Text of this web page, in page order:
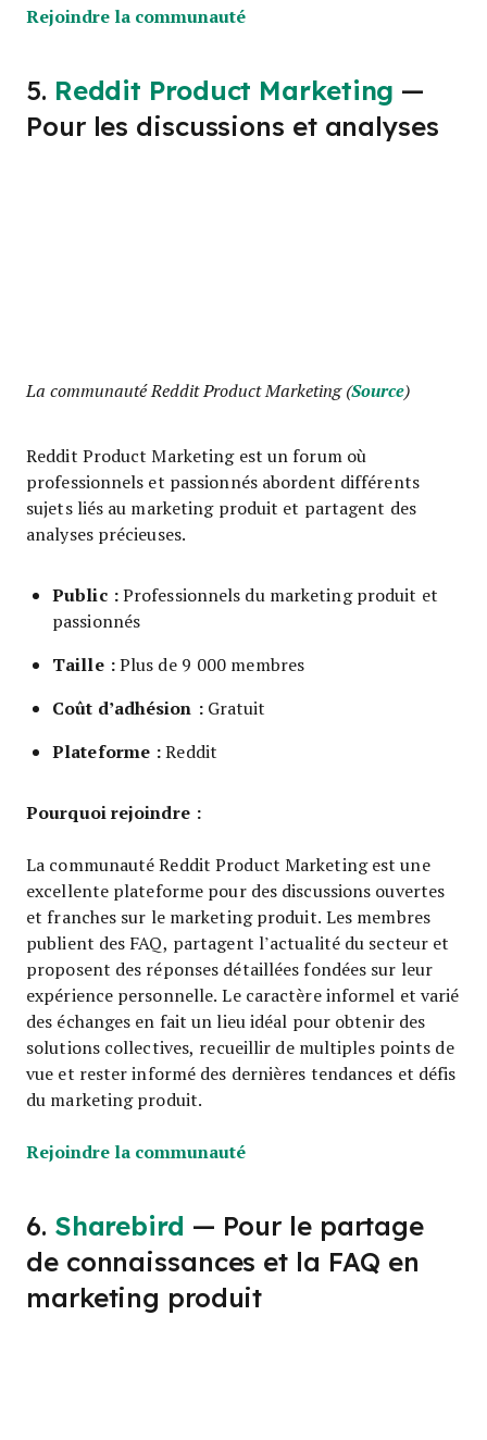
Rejoindre la communautéOpens new window
5. Reddit Product Marketing —
Pour les discussions et analyses
La communauté Reddit Product Marketing (Source)
Reddit Product Marketing est un forum où
professionnels et passionnés abordent différents
sujets liés au marketing produit et partagent des
analyses précieuses.
Public :Professionnels du marketing produit et
passionnés
Taille :Plus de 9 000 membres
Coût d’adhésion :Gratuit
Plateforme :Reddit
Pourquoi rejoindre :
La communauté Reddit Product Marketing est une
excellente plateforme pour des discussions ouvertes
et franches sur le marketing produit. Les membres
publient des FAQ, partagent l’actualité du secteur et
proposent des réponses détaillées fondées sur leur
expérience personnelle. Le caractère informel et varié
des échanges en fait un lieu idéal pour obtenir des
solutions collectives, recueillir de multiples points de
vue et rester informé des dernières tendances et défis
du marketing produit.
Rejoindre la communautéOpens new window
6. Sharebird — Pour le partage
de connaissances et la FAQ en
marketing produit